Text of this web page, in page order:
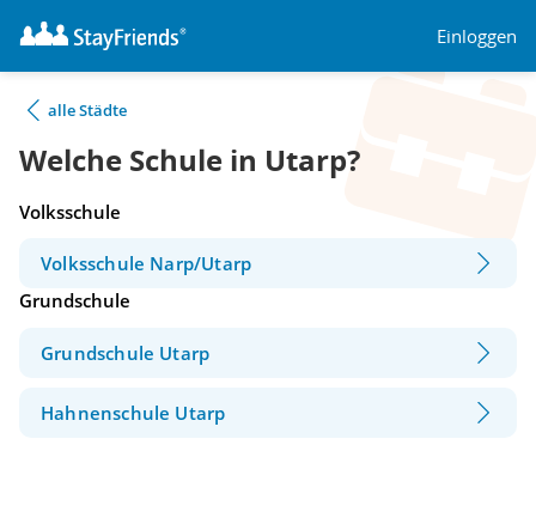
Einloggen
alle Städte
Welche Schule in Utarp?
Volksschule
Volksschule Narp/Utarp
Grundschule
Grundschule Utarp
Hahnenschule Utarp